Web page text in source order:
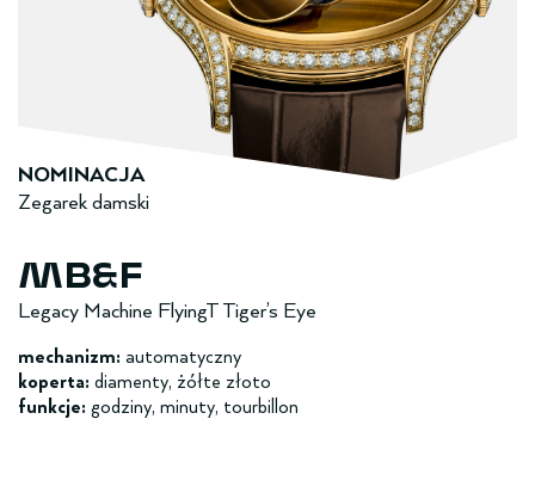
MB&F
Legacy Machine FlyingT Tiger’s Eye
mechanizm: automatyczny
koperta: diamenty, żółte złoto
funkcje: godziny, minuty, tourbillon
NOMINACJA
Zegarek damski